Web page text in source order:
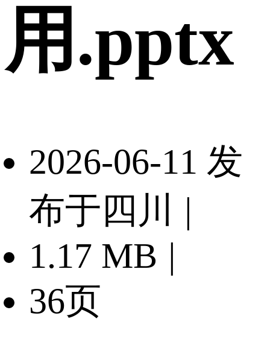
用.pptx
2026-06-11 发
布于四川
|
1.17 MB |
36页